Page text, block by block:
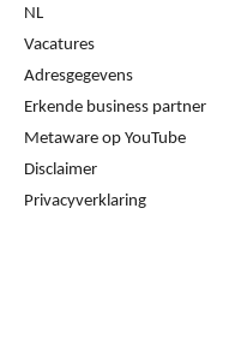
NL
Vacatures
Adresgegevens
Erkende business partner
Metaware op YouTube
Disclaimer
Privacyverklaring